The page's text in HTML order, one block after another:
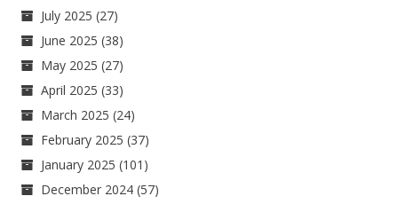
July 2025 (27)
June 2025 (38)
May 2025 (27)
April 2025 (33)
March 2025 (24)
February 2025 (37)
January 2025 (101)
December 2024 (57)